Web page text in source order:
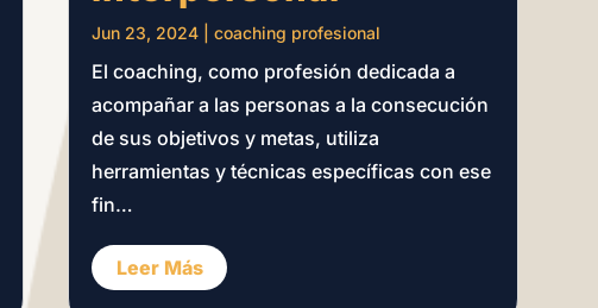
Jun 23, 2024| coaching profesional
El coaching, como profesión dedicada a
acompañar a las personas a la consecución
de sus objetivos y metas, utiliza
herramientas y técnicas específicas con ese
fin…
Leer Más